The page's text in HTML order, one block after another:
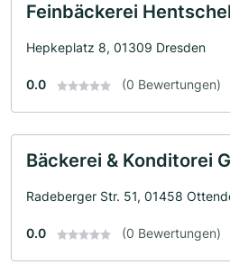
Feinbäckerei
Hepkeplatz 8, 01309 Dresden
0.0 (0 Bewertungen)
Bäckerei & Konditorei
Radeberger Str. 51, 01458
0.0 (0 Bewertungen)